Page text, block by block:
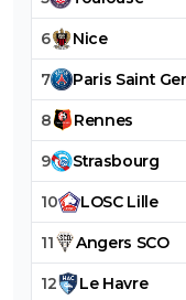
6 Nice
7 Paris Saint
8 Rennes
9 Strasbourg
10 LOSC Lille
11 Angers SCO
12 Le Havre